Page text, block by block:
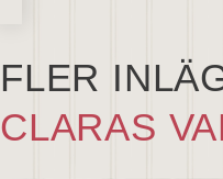
FLER
CLARAS